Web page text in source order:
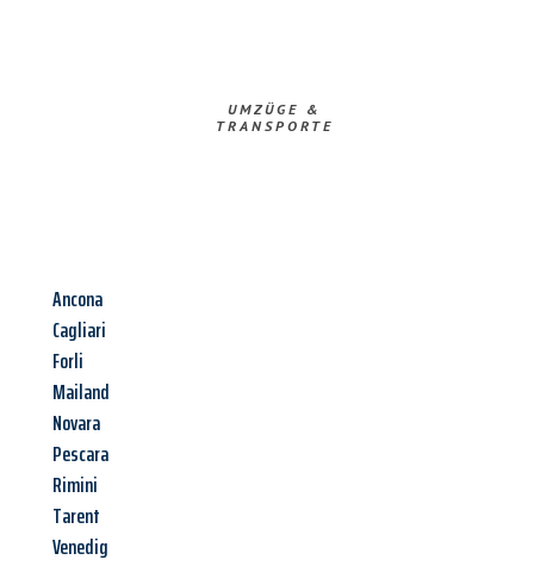
UMZÜGE &
TRANSPORTE
Ancona
Cagliari
Forli
Mailand
Novara
Pescara
Rimini
Tarent
Venedig